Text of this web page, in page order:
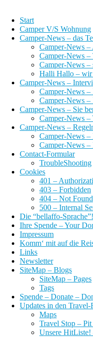
Start
Camper V/S Wohnung
Camper-News – das
Camper-News –
Camper-News –
Camper-News –
Halli Hallo – wir
Camper-News –
Camper-News
Camper-News
Camper-News – Sie
Camper-News –
Camper-News –
Camper-News –
Camper-News –
Contact-Formular
TroubleShooting
Cookies
401 –
403 – Forbidden
404 – Not Found
500 – Internal
Die “bellaffo-Sprache”!
Ihre Spende – Your
Impressum
Komm‘ mit auf die
Links
Newsletter
SiteMap – Blogs
SiteMap – Pages
Tags
Spende – Donate –
Updates in den Travel-
Maps
Travel Stop – Pit
Unsere